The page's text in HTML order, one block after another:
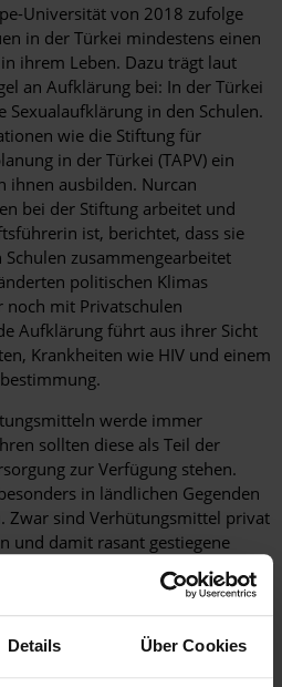
Details Über Cookies
Universität von 2018 zufolge
in der Türkei mindestens einen
ihrem Leben. Dazu trägt laut
an Aufklärung bei: In der Türkei
Sexualaufklärung in den Schulen.
wie die Stiftung für
in der Türkei (TAPV) ein
ihnen ausbilden. Nurcan
bei der Stiftung arbeitet und
ist, berichtet, dass sie
zusammengearbeitet
politischen Klimas
noch mit Privatschulen
Aufklärung führt aus ihrer Sicht
Krankheiten wie HIV und einem
werde immer
sollten diese als Teil der
zur Verfügung stehen.
in ländlichen Gegenden
Zwar sind Verhütungsmittel privat
und damit rasant gestiegene